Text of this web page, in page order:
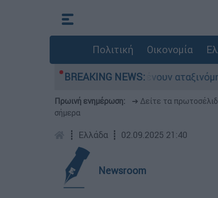
Πολιτική Οικονομία
BREAKING NEWS:
αυτοκίνητα παραμένουν αταξινόμητα -
Πρωινή ενημέρωση: ➔ Δείτε τα
σήμερα
┋ Ελλάδα ┋ 02.09.2025 21:40
Newsroom